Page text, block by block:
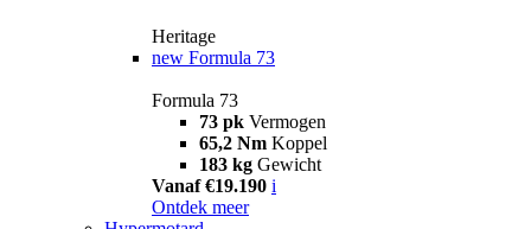
Heritage
new Formula 73
Formula 73
73 pk Vermogen
65,2 Nm Koppel
183 kg Gewicht
Vanaf €19.190 i
Ontdek meer